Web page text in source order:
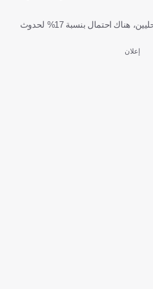
ووفقًا لخبراء الأرصاد الجوية المحليين، هناك احتمال بنسبة 17% لحدوث
إعلان